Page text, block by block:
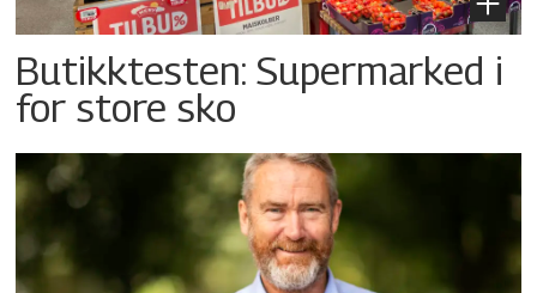
Butikktesten: Supermarked i
for store sko